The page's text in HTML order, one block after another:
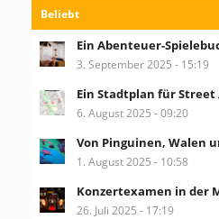
Beliebt
Ein Abenteuer-
3. September 2025 - 15:19
Ein Stadtplan für
6. August 2025 - 09:20
Von Pinguinen, Walen
1. August 2025 - 10:58
Konzertexamen in der
26. Juli 2025 - 17:19